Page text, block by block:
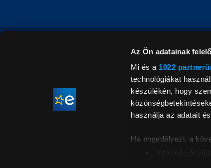
Az Ön adatainak
Mi és a 1022
technológiákat
készülékén, hogy
használja az adatait
Ha engedélyezi, a